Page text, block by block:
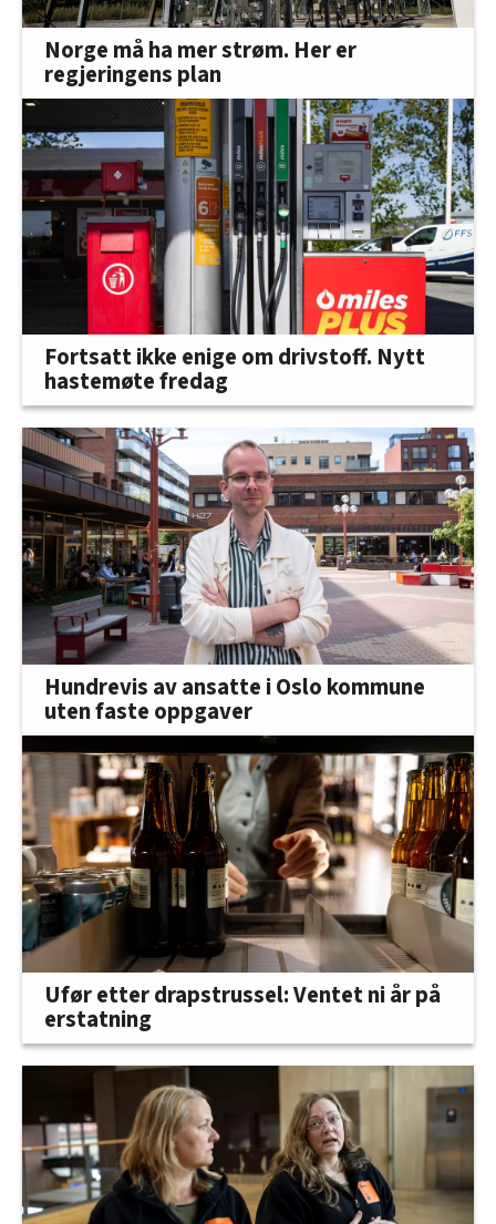
Norge må ha mer strøm. Her er
regjeringens plan
Fortsatt ikke enige om drivstoff. Nytt
hastemøte fredag
Hundrevis av ansatte i Oslo kommune
uten faste oppgaver
Ufør etter drapstrussel: Ventet ni år på
erstatning